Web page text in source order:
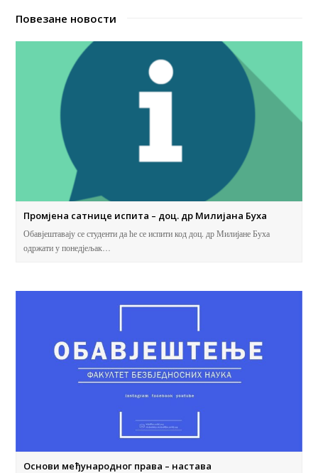
Повезане новости
Промјена сатнице испита – доц. др Милијана Буха
Обавјештавају се студенти да ће се испити код доц. др Милијане Буха
одржати у понедјељак…
Основи међународног права – настава